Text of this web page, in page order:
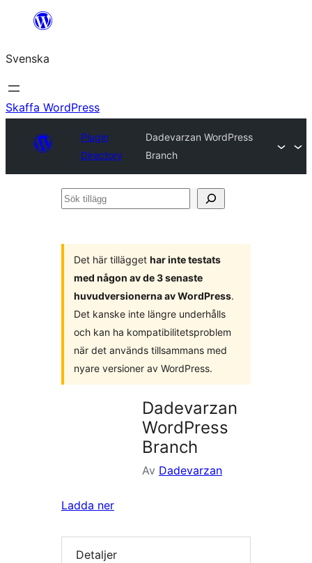
Hoppa
innehåll
Svenska
Skaffa WordPress
Plugin
Directory
Dadevarzan WordPress
Branch
Sök
Det här tillägget har inte testats
med någon av de 3 senaste
huvudversionerna av WordPress.
Det kanske inte längre underhålls
och kan ha kompatibilitetsproblem
när det används tillsammans med
nyare versioner av WordPress.
Dadevarzan
WordPress
Branch
Av Dadevarzan
Ladda ner
Detaljer